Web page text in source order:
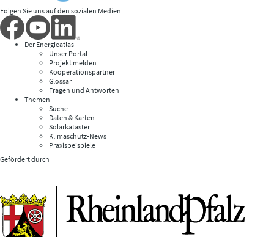
Folgen Sie uns auf den sozialen Medien
Der Energieatlas
Unser Portal
Projekt melden
Kooperationspartner
Glossar
Fragen und Antworten
Themen
Suche
Daten & Karten
Solarkataster
Klimaschutz-News
Praxisbeispiele
Gefördert durch